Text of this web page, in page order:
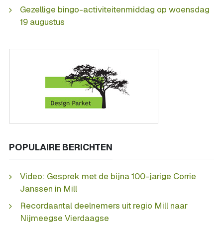
Gezellige bingo-activiteitenmiddag op woensdag
19 augustus
POPULAIRE BERICHTEN
Video: Gesprek met de bijna 100-jarige Corrie
Janssen in Mill
Recordaantal deelnemers uit regio Mill naar
Nijmeegse Vierdaagse